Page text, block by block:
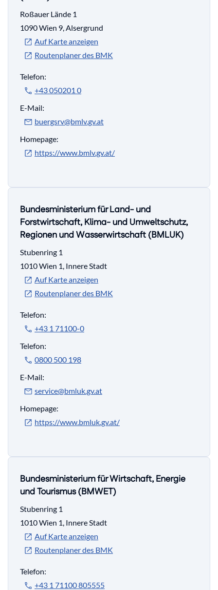
Roßauer Lände 1
1090 Wien 9, Alsergrund
Auf Karte anzeigen
Routenplaner des BMK
Telefon:
+43 050201 0
E-Mail:
buergsrv@bmlv.gv.at
Homepage:
https://www.bmlv.gv.at/
Bundesministerium für Land- und
Forstwirtschaft, Klima- und Umweltschutz,
Regionen und Wasserwirtschaft (BMLUK)
Stubenring 1
1010 Wien 1, Innere Stadt
Auf Karte anzeigen
Routenplaner des BMK
Telefon:
+43 1 71100-0
Telefon:
0800 500 198
E-Mail:
service@bmluk.gv.at
Homepage:
https://www.bmluk.gv.at/
Bundesministerium für Wirtschaft, Energie
und Tourismus (BMWET)
Stubenring 1
1010 Wien 1, Innere Stadt
Auf Karte anzeigen
Routenplaner des BMK
Telefon:
+43 1 71100 805555